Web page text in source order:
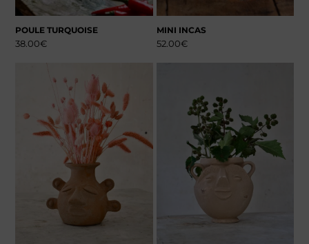
POULE TURQUOISE
38.00€
MINI INCAS
52.00€